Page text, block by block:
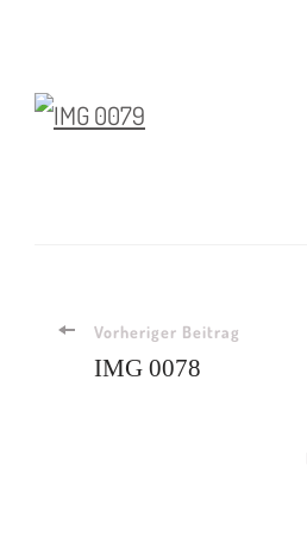
Vorheriger Beitrag
IMG 0078